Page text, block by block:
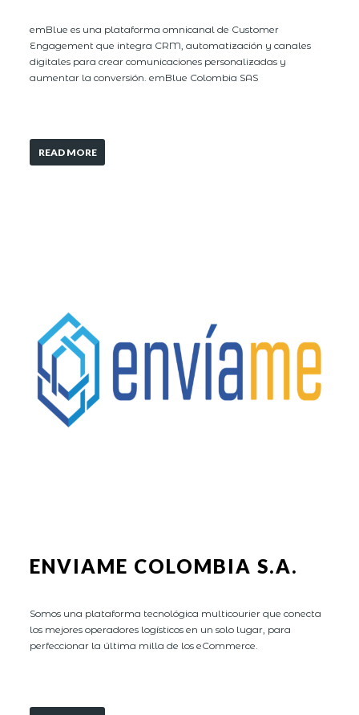
emBlue es una plataforma omnicanal de Customer
Engagement que integra CRM, automatización y canales
digitales para crear comunicaciones personalizadas y
aumentar la conversión. emBlue Colombia SAS
READ MORE
ENVIAME COLOMBIA S.A.
Somos una plataforma tecnológica multicourier que conecta
los mejores operadores logísticos en un solo lugar, para
perfeccionar la última milla de los eCommerce.